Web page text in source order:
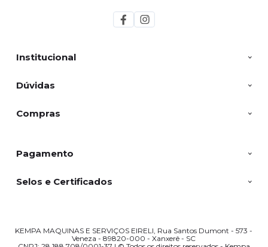
Institucional
Dúvidas
Compras
Pagamento
Selos e Certificados
KEMPA MAQUINAS E SERVIÇOS EIRELI, Rua Santos Dumont - 573 -
Veneza - 89820-000 - Xanxerê - SC